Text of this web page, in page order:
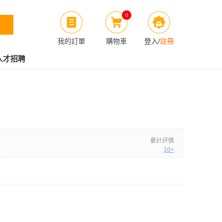
我的訂單
0
購物車 登入/註冊
才招聘
纍計評價
10+